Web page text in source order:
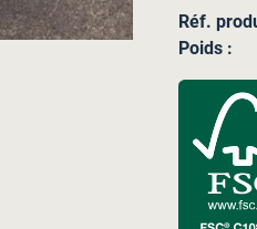
Réf.
Poids :